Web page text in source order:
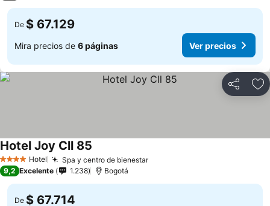
De $ 67.129
Mira precios de 6 páginas Ver precios
Compartir
4 EstrellasHotel Spa y centro de bienestarVer precios
Hotel Joy Cll 85
9,2 Excelente 1.238 Bogotá
De $ 67.714